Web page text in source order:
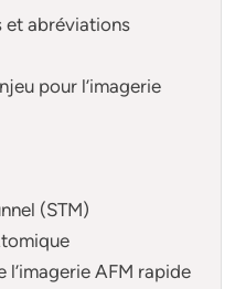
et abréviations
pour l’imagerie
(STM)
AFM rapide